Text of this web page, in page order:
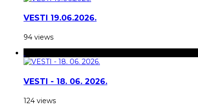
VESTI 19.06.2026.
94 views
VESTI - 18. 06. 2026.
124 views